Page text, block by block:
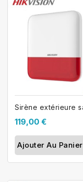
119,00 €
Ajouter Au Panier